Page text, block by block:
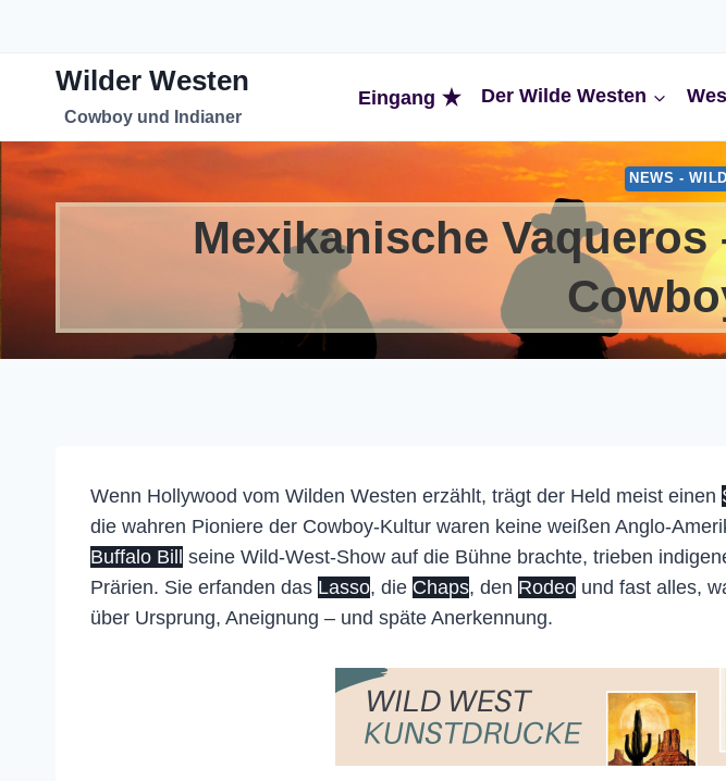
springenWilder Westen
Cowboy und Indianer
Eingang Der Wilde Westen
NEWS -
Mexikanische
Wenn Hollywood vom Wilden Westen erzählt, trägt der Held meist einen
die wahren Pioniere der Cowboy-Kultur waren keine weißen Anglo-
Buffalo Bill seine Wild-West-Show auf die Bühne brachte, trieben
Prärien. Sie erfanden das Lasso, die Chaps, den Rodeo und fast alles,
über Ursprung, Aneignung – und späte Anerkennung.